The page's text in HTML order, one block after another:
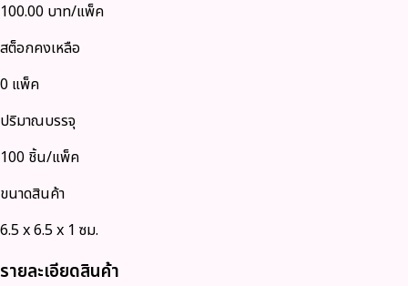
100.00 บาท/แพ็ค
สต็อกคงเหลือ
0 แพ็ค
ปริมาณบรรจุ
100 ชิ้น/แพ็ค
ขนาดสินค้า
6.5 x 6.5 x 1 ซม.
รายละเอียดสินค้า